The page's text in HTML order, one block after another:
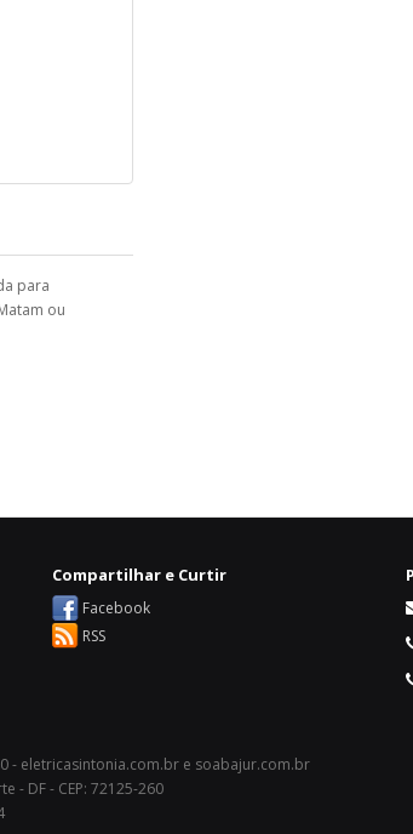
para
ou
Compartilhar e Curtir
Facebook
RSS
- eletricasintonia.com.br e soabajur.com.br
- DF - CEP: 72125-260